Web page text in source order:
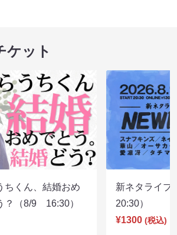
ケット
ちくん、結婚おめ
？（8/9 16:30）
新ネタライ
20:30）
¥1300 (税込)